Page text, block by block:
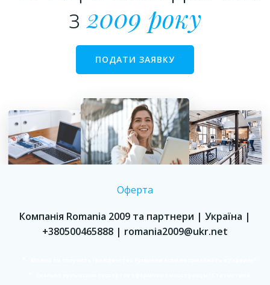
з2009 року
ПОДАТИ ЗАЯВКУ
Оферта
Компанія Romania 2009 та партнери | Україна |
+380500465888 | romania2009@ukr.net